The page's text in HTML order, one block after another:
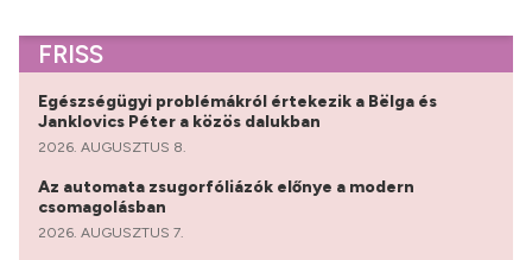
FRISS
Egészségügyi problémákról értekezik a Bëlga és
Janklovics Péter a közös dalukban
2026. AUGUSZTUS 8.
Az automata zsugorfóliázók előnye a modern
csomagolásban
2026. AUGUSZTUS 7.